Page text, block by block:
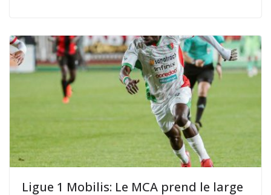
Ligue 1 Mobilis: Le MCA prend le large